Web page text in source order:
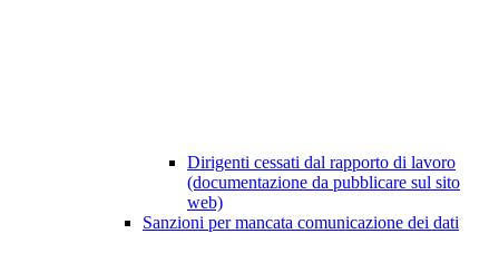
Dirigenti cessati dal rapporto di lavoro
(documentazione da pubblicare sul sito
web)
Sanzioni per mancata comunicazione dei dati